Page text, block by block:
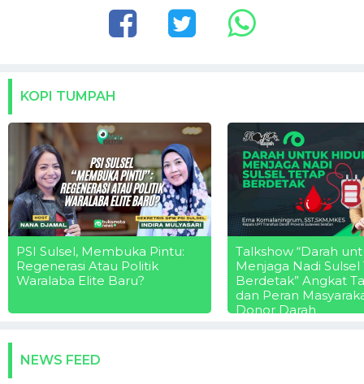
KOPI TUMPAH
PSI Sulsel, Membuka Pintu:
Regenerasi Atau Politik
Waralaba Elite Baru?
Talkshow “Darah
Menjaga Nadi Sulsel
Berdetak” Angkat
dan Peran
Donor Darah
NEWS FEED